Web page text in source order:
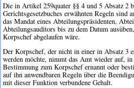
Die in Artikel 259quater §§ 4 und 5 Absatz 2
Gerichtsgesetzbuches erwähnten Regeln sind
das Mandat eines Abteilungspräsidenten,
Abteilungsauditors bis zu dem Datum
Korpschef abgelaufen wäre.
Der Korpschef, der nicht in einer in Absatz 3
werden möchte, nimmt das Amt wieder auf,
Bestimmung zum Korpschef ernannt oder
auf ihn anwendbaren Regeln über die
mit dieser Funktion verbundene Gehalt.